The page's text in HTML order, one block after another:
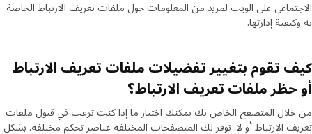
الاجتماعي على الويب لمزيد من المعلومات حول ملفات تعريف الارتباط الخاصة
به وكيفية إدارتها.
كيف تقوم بتغيير تفضيلات ملفات تعريف الارتباط
أو حظر ملفات تعريف الارتباط؟
من خلال المتصفح الخاص بك يمكنك اختيار ما إذا كنت ترغب في قبول ملفات
تعريف الارتباط أو لا. توفر لك المتصفحات المختلفة عناصر تحكم مختلفة. بشكل